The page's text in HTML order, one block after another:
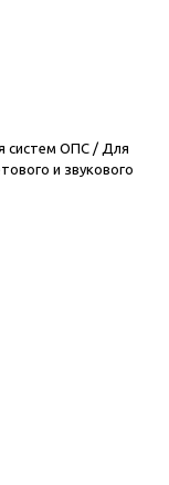
систем ОПС/ Для
и звукового